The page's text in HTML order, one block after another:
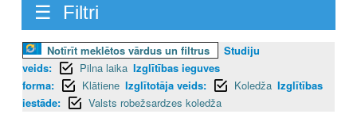
☰ Filtri
Notīrīt meklētos vārdus un filtrus
Studiju
veids:
Pilna laika Izglītības ieguves
forma:
Klātiene Izglītotāja veids: Koledža Izglītības
iestāde:
Valsts robežsardzes koledža